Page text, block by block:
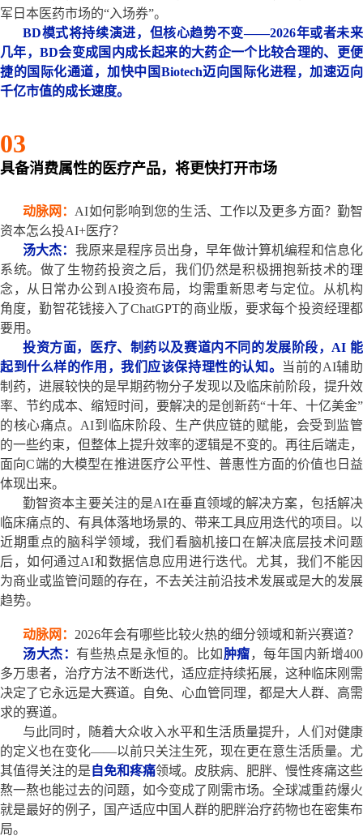
军日本医药市场的“入场券”。
BD模式将持续演进，但核心趋势不变——2026年或者未来
几年，BD会变成国内成长起来的大药企一个比较合理的、更便
捷的国际化通道，加快中国Biotech迈向国际化进程，加速迈向
千亿市值的成长速度。
03
具备消费属性的医疗产品，将更快打开市场
动脉网： AI如何影响到您的生活、工作以及更多方面？勤智
资本怎么投AI+医疗？
汤大杰： 我原来是程序员出身，早年做计算机编程和信息化
系统。做了生物药投资之后，我们仍然是积极拥抱新技术的理
念，从日常办公到AI投资布局，均需重新思考与定位。从机构
角度，勤智花钱接入了ChatGPT的商业版，要求每个投资经理都
要用。
投资方面，医疗、制药以及赛道内不同的发展阶段，AI 能
起到什么样的作用，我们应该保持理性的认知。
当前的AI辅助
制药，进展较快的是早期药物分子发现以及临床前阶段，提升效
率、节约成本、缩短时间，要解决的是创新药“十年、十亿美金”
的核心痛点。AI到临床阶段、生产供应链的赋能，会受到监管
的一些约束，但整体上提升效率的逻辑是不变的。再往后端走，
面向C端的大模型在推进医疗公平性、普惠性方面的价值也日益
体现出来。
勤智资本主要关注的是AI在垂直领域的解决方案，包括解决
临床痛点的、有具体落地场景的、带来工具应用迭代的项目。以
近期重点的脑科学领域，我们看脑机接口在解决底层技术问题
后，如何通过AI和数据信息应用进行迭代。尤其，我们不能因
为商业或监管问题的存在，不去关注前沿技术发展或是大的发展
趋势。
动脉网： 2026年会有哪些比较火热的细分领域和新兴赛道？
汤大杰： 有些热点是永恒的。比如 肿瘤，每年国内新增400
多万患者，治疗方法不断迭代，适应症持续拓展，这种临床刚需
决定了它永远是大赛道。自免、心血管同理，都是大人群、高需
求的赛道。
与此同时，随着大众收入水平和生活质量提升，人们对健康
的定义也在变化——以前只关注生死，现在更在意生活质量。尤
其值得关注的是 自免和疼痛领域。皮肤病、肥胖、慢性疼痛这些
熬一熬也能过去的问题，如今变成了刚需市场。全球减重药爆火
就是最好的例子，国产适应中国人群的肥胖治疗药物也在密集布
局。